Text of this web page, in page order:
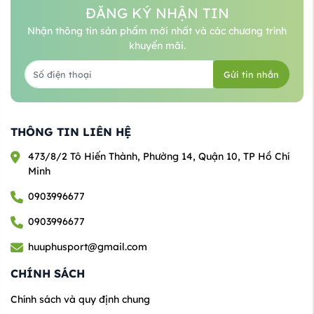
ĐĂNG KÝ NHẬN TIN
Nhận thông tin sản phẩm mới nhất và các chương trình
khuyến mãi.
Gửi tin nhắn
THÔNG TIN LIÊN HỆ
473/8/2 Tô Hiến Thành, Phường 14, Quận 10, TP Hồ Chí
Minh
0903996677
0903996677
huuphusport@gmail.com
CHÍNH SÁCH
Chính sách và quy định chung